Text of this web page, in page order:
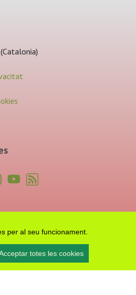
per al seu funcionament.
totes les cookies